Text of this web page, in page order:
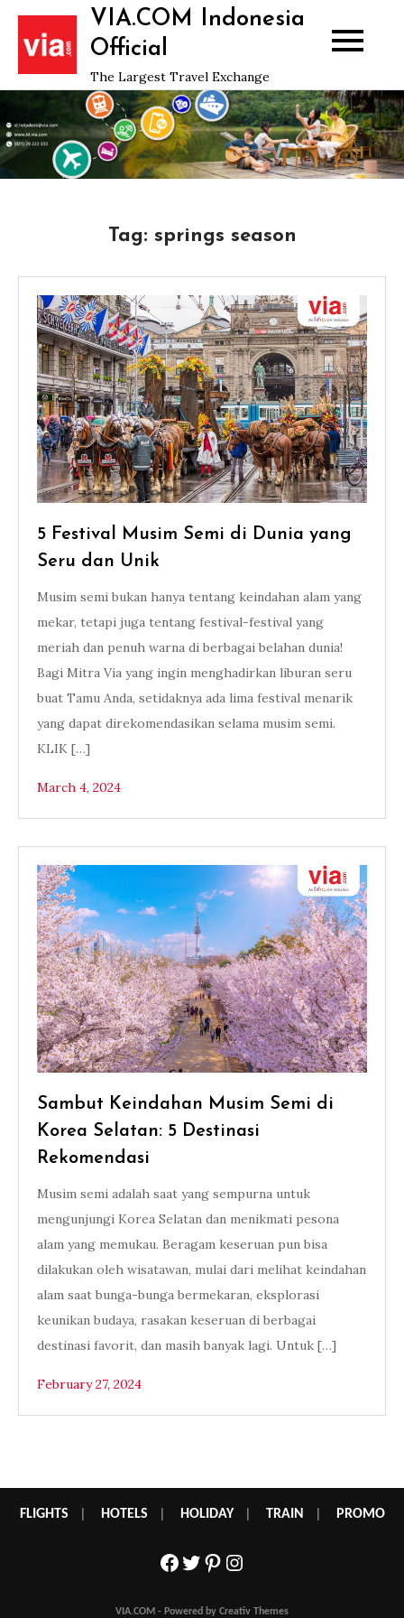
Skip
content
VIA.COM Indonesia
Official
The Largest Travel Exchange
Tag: springs season
5 Festival Musim Semi di Dunia yang
Seru dan Unik
Musim semi bukan hanya tentang keindahan alam yang
mekar, tetapi juga tentang festival-festival yang
meriah dan penuh warna di berbagai belahan dunia!
Bagi Mitra Via yang ingin menghadirkan liburan seru
buat Tamu Anda, setidaknya ada lima festival menarik
yang dapat direkomendasikan selama musim semi.
KLIK […]
March 4, 2024
Sambut Keindahan Musim Semi di
Korea Selatan: 5 Destinasi
Rekomendasi
Musim semi adalah saat yang sempurna untuk
mengunjungi Korea Selatan dan menikmati pesona
alam yang memukau. Beragam keseruan pun bisa
dilakukan oleh wisatawan, mulai dari melihat keindahan
alam saat bunga-bunga bermekaran, eksplorasi
keunikan budaya, rasakan keseruan di berbagai
destinasi favorit, dan masih banyak lagi. Untuk […]
February 27, 2024
FLIGHTS HOTELS HOLIDAY| TRAIN PROMO
Facebook
Twitter
Pinterest
Instagram
VIA.COM - Powered by Creativ Themes